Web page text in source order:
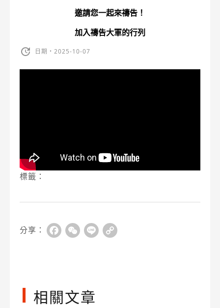
邀請您一起來禱告！
加入禱告大軍的行列
日期・2025-10-07
標籤：
分享： FacebookWeChat
Line
相關文章